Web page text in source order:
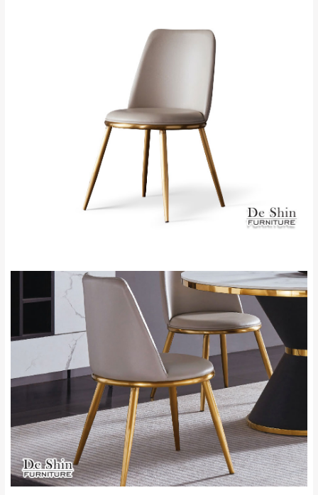
免 運
費
橫山、北埔鄉、尖
區、新埔山區、芎
林山區、關西 玉山
雙溪、貢寮、烏
來、平溪、九份、
石門、林口 下福
林、福隆、淡水山
區、北投湖山路、
深坑山區
基隆
$ 9,000以上：免
$ 9,000以下：
NT$500元
＊A108產品另收運費
基隆山區
苗栗
$ 9,000以上：免
運費
$ 9,000以下：
NT$500元
卓蘭鎮、三灣、通
霄山區、西湖、泰
安鄉、大湖鄉、頭
電話聯絡或E-Mail通知確認訂單。
服 LINE → @dershin
下單前先詢問是否現貨
，若未詢問下單後無
現貨我們客服會再來電或E-Mail與您聯絡
（洽詢方式請搜尋 L
ine ID →
運送範圍：限定北至基隆，南至苗栗，偏遠
地區恕無法提供運送 (詳見運送規章)。
配送範圍：
苗栗至基隆；其它地區暫不開放，如因特殊
保有出貨的權利。
保護物流人員的工作安全，賣家無提供吊掛
服務，若需以吊車或其他的吊掛方式吊運，
費用將由買方自行支付。
因大型傢俱有組裝、配送的問題，並非一般
快速到貨商品，無法指定特定時間送達，司
機當天到貨前皆會再與您通知，讓你不用整
天在家等貨，以節省您的寶貴時間。
由於百貨公司配送較為不易，故暫無法配送
至百貨公司內部。
發票寄送：